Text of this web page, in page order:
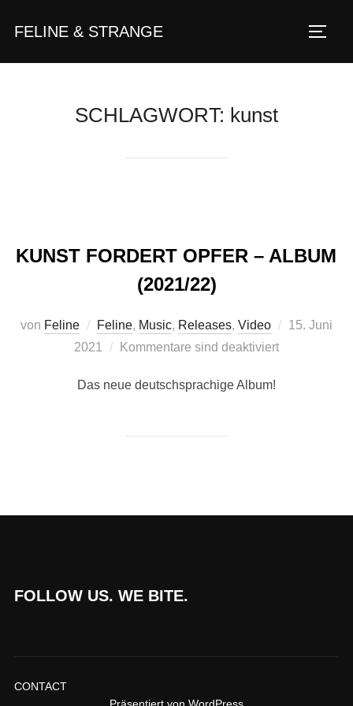
InhaltFELINE & STRANGE
SCHLAGWORT: kunst
KUNST FORDERT OPFER – ALBUM
(2021/22)
von Feline Feline, Music, Releases, Video
15. Juni
2021
Kommentare sind deaktiviert
Das neue deutschsprachige Album!
FOLLOW US. WE BITE.
CONTACT
Präsentiert von WordPress